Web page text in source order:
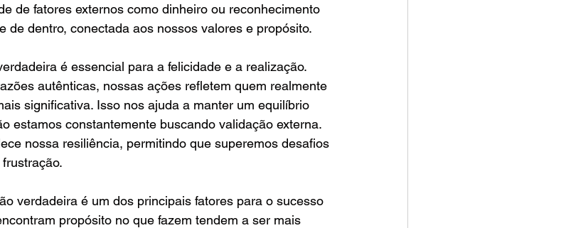
de fatores externos como dinheiro ou reconhecimento
de dentro, conectada aos nossos valores e propósito.
é essencial para a felicidade e a realização.
autênticas, nossas ações refletem quem realmente
significativa. Isso nos ajuda a manter um equilíbrio
estamos constantemente buscando validação externa.
nossa resiliência, permitindo que superemos desafios
verdadeira é um dos principais fatores para o sucesso
propósito no que fazem tendem a ser mais